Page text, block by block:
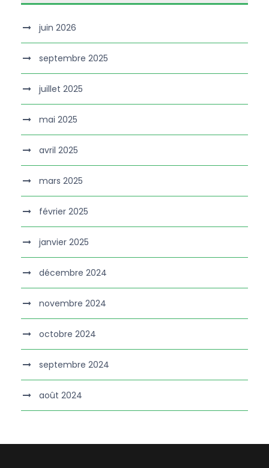
juin 2026
septembre 2025
juillet 2025
mai 2025
avril 2025
mars 2025
février 2025
janvier 2025
décembre 2024
novembre 2024
octobre 2024
septembre 2024
août 2024